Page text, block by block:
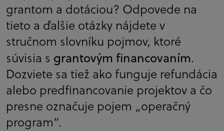
grantom a dotáciou? Odpovede na
tieto a ďalšie otázky nájdete v
stručnom slovníku pojmov, ktoré
súvisia s grantovým financovaním.
Dozviete sa tiež ako funguje refundácia
alebo predfinancovanie projektov a čo
presne označuje pojem „operačný
program“.